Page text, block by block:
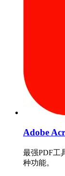
Adobe
最强PDF工
种功能。